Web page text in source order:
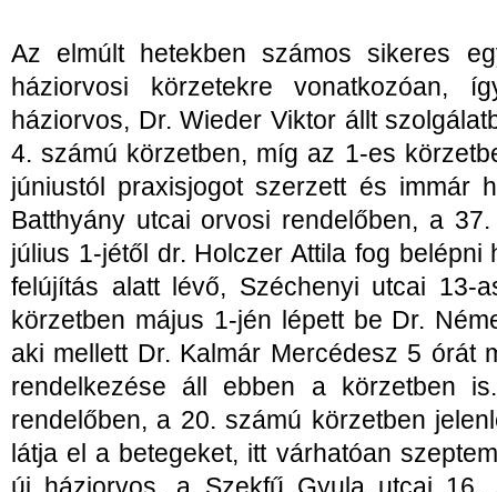
Az elmúlt hetekben számos sikeres
háziorvosi körzetekre vonatkozóan,
háziorvos, Dr. Wieder Viktor állt
4. számú körzetben, míg az 1-es
júniustól praxisjogot szerzett és immár
Batthyány utcai orvosi rendelőben, a
július 1-jétől dr. Holczer Attila fog belépni
felújítás alatt lévő, Széchenyi utcai 13-
körzetben május 1-jén lépett be Dr.
aki mellett Dr. Kalmár Mercédesz 5 órát
rendelkezése áll ebben a körzetben
rendelőben, a 20. számú körzetben
látja el a betegeket, itt várhatóan